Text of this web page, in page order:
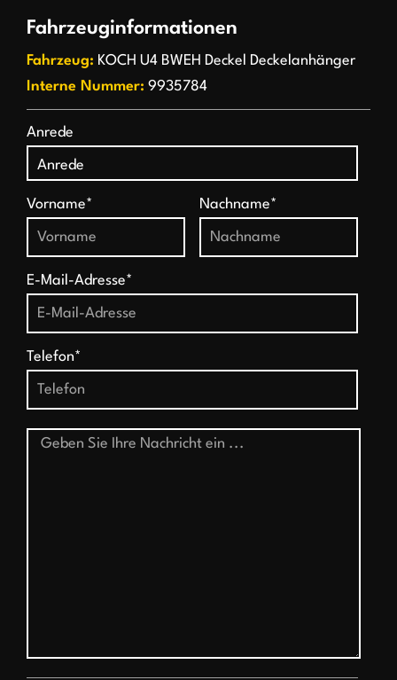
Fahrzeuginformationen
Fahrzeug: KOCH U4 BWEH Deckel Deckelanhänger
Interne Nummer: 9935784
Anrede
Vorname* Nachname*
E-Mail-Adresse*
Telefon*